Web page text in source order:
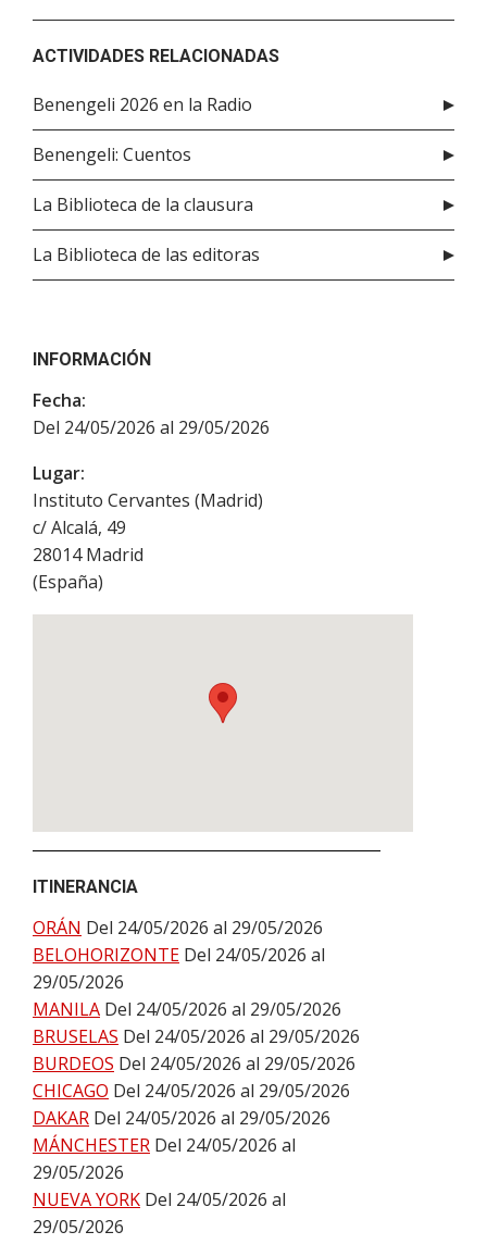
ACTIVIDADES RELACIONADAS
Benengeli 2026 en la Radio
Benengeli: Cuentos
La Biblioteca de la clausura
La Biblioteca de las editoras
INFORMACIÓN
Fecha:
Del 24/05/2026 al 29/05/2026
Lugar:
Instituto Cervantes (Madrid)
c/ Alcalá, 49
28014Madrid
(España)
ITINERANCIA
ORÁN Del 24/05/2026 al 29/05/2026
BELOHORIZONTE Del 24/05/2026 al
29/05/2026
MANILA Del 24/05/2026 al 29/05/2026
BRUSELAS Del 24/05/2026 al 29/05/2026
BURDEOS Del 24/05/2026 al 29/05/2026
CHICAGO Del 24/05/2026 al 29/05/2026
DAKAR Del 24/05/2026 al 29/05/2026
MÁNCHESTER Del 24/05/2026 al
29/05/2026
NUEVA YORK Del 24/05/2026 al
29/05/2026